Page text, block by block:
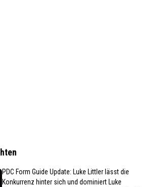
PDC Form Guide Update: Luke Littler lässt die
Konkurrenz hinter sich und dominiert Luke